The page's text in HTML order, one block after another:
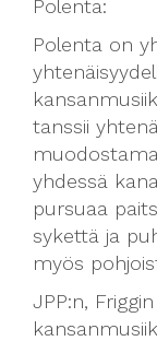
Polenta:
Polenta on
tanssii
yhdessä
pursuaa
sykettä ja
myös
JPP:n,